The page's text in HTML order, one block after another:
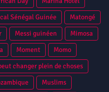
Sénégal Guinée
Matongé
Messi guinéen
Mimosa
Moment
Momo
changer plein de choses
Muslims